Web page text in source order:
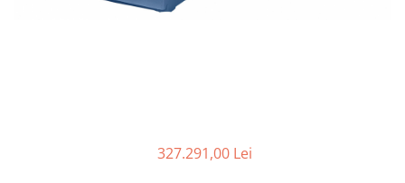
Masini de gaurit cu coloana si cap
327.291,00 Lei